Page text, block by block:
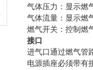
气体压力：显示燃
气体流量：显示燃
燃气开关：控制燃
接口
进气口通过燃气管
电源插座必须带有